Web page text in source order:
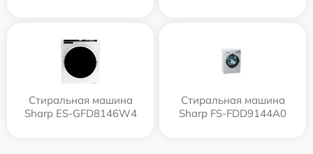
Стиральная машина
Sharp ES-GFD8146W4
Стиральная машина
Sharp FS-FDD9144A0